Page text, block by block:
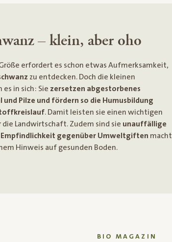
– klein, aber oho
erfordert es schon etwas Aufmerksamkeit,
zu entdecken. Doch die kleinen
es in sich: Sie zersetzen abgestorbenes
Pilze und fördern so die Humusbildung
. Damit leisten sie einen wichtigen
die Landwirtschaft. Zudem sind sie unauffällige
Empfindlichkeit gegenüber Umweltgiften macht
Hinweis auf gesunden Boden.
BIO MAGAZIN